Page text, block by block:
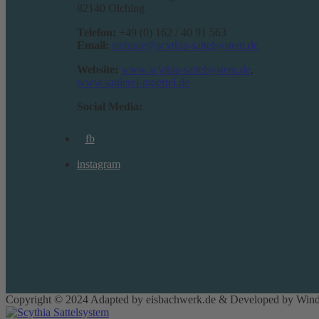
82140 Olching
Telefon: +49 (0) 162 / 40 91 563
Email: stefanie@scythia-sattelsystem.de
Website: www.scythia-sattelsystem.de
www.sattlerei-moertel.de
Social Media:
fb
instagram
Copyright © 2024 Adapted by eisbachwerk.de & Developed by